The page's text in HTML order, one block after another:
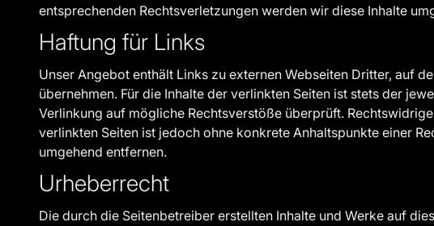
entsprechenden Rechtsverletzungen werden wir diese Inhalte
Haftung für Links
Unser Angebot enthält Links zu externen Webseiten Dritter, auf
übernehmen. Für die Inhalte der verlinkten Seiten ist stets der
Verlinkung auf mögliche Rechtsverstöße überprüft.
verlinkten Seiten ist jedoch ohne konkrete Anhaltspunkte einer
umgehend entfernen.
Urheberrecht
Die durch die Seitenbetreiber erstellten Inhalte und Werke auf